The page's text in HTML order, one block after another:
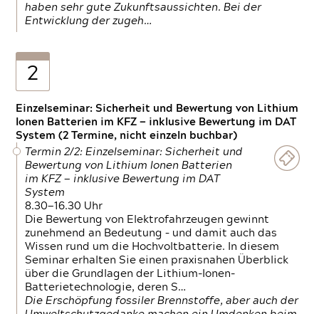
haben sehr gute Zukunftsaussichten. Bei der
Entwicklung der zugeh…
2
Einzelseminar: Sicherheit und Bewertung von Lithium
Ionen Batterien im KFZ — inklusive Bewertung im DAT
System (2 Termine, nicht einzeln buchbar)
Termin 2/2: Einzelseminar: Sicherheit und
Bewertung von Lithium Ionen Batterien
im KFZ — inklusive Bewertung im DAT
System
8.30—16.30 Uhr
Die Bewertung von Elektrofahrzeugen gewinnt
zunehmend an Bedeutung – und damit auch das
Wissen rund um die Hochvoltbatterie. In diesem
Seminar erhalten Sie einen praxisnahen Überblick
über die Grundlagen der Lithium-Ionen-
Batterietechnologie, deren S…
Die Erschöpfung fossiler Brennstoffe, aber auch der